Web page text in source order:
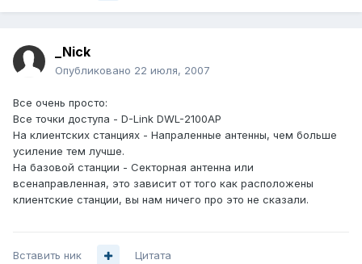
_Nick
Опубликовано 22 июля, 2007
Все очень просто:
Все точки доступа - D-Link DWL-2100AP
На клиентских станциях - Напраленные антенны, чем больше
усиление тем лучше.
На базовой станции - Секторная антенна или
всенаправленная, это зависит от того как расположены
клиентские станции, вы нам ничего про это не сказали.
Вставить ник Цитата